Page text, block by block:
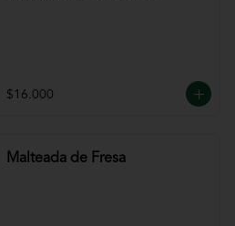
$16.000
Malteada de Fresa